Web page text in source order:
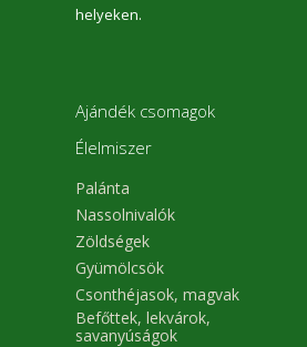
helyeken.
Ajándék csomagok
Élelmiszer
Palánta
Nassolnivalók
Zöldségek
Gyümölcsök
Csonthéjasok, magvak
Befőttek, lekvárok,
savanyúságok